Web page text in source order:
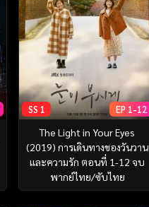
SS 1 EP 1-12
The Light in Your Eyes
(2019) การเดินทางของวันวาน
และความรัก ตอนที่ 1-12 จบ
พากย์ไทย/ซับไทย